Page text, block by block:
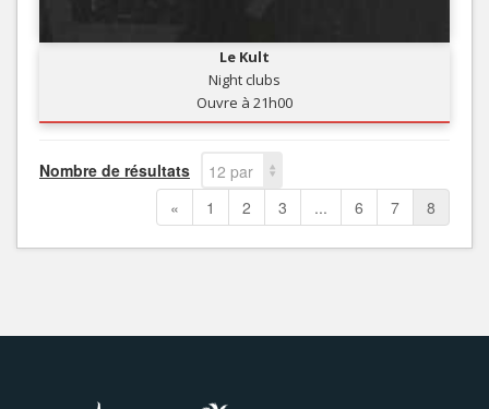
Le Kult
Night clubs
Ouvre à 21h00
Nombre de résultats
12 par
page
« 1 2 3 ... 6 7 8